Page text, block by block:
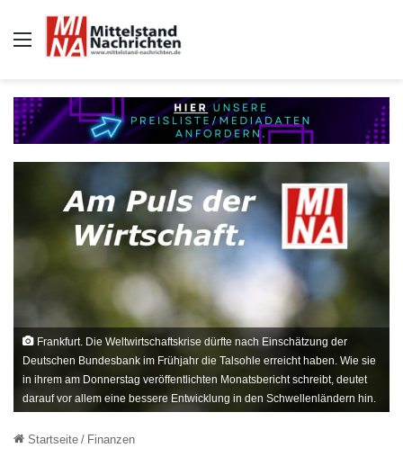
Auswahl
Frankfurt. Die Weltwirtschaftskrise dürfte nach Einschätzung der
Deutschen Bundesbank im Frühjahr die Talsohle erreicht haben. Wie sie
in ihrem am Donnerstag veröffentlichten Monatsbericht schreibt, deutet
darauf vor allem eine bessere Entwicklung in den Schwellenländern hin.
Startseite / Finanzen